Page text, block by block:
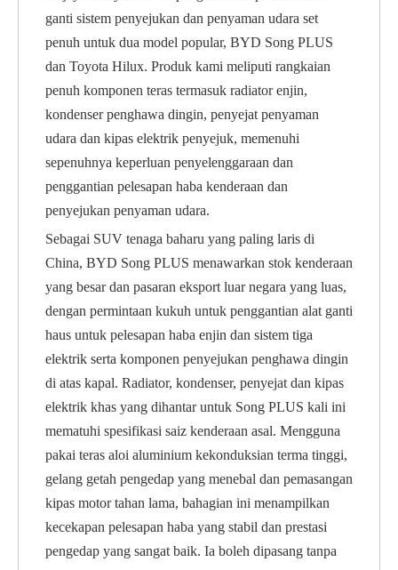
ganti sistem penyejukan dan penyaman udara set
penuh untuk dua model popular, BYD Song PLUS
dan Toyota Hilux. Produk kami meliputi rangkaian
penuh komponen teras termasuk radiator enjin,
kondenser penghawa dingin, penyejat penyaman
udara dan kipas elektrik penyejuk, memenuhi
sepenuhnya keperluan penyelenggaraan dan
penggantian pelesapan haba kenderaan dan
penyejukan penyaman udara.
Sebagai SUV tenaga baharu yang paling laris di
China, BYD Song PLUS menawarkan stok kenderaan
yang besar dan pasaran eksport luar negara yang luas,
dengan permintaan kukuh untuk penggantian alat ganti
haus untuk pelesapan haba enjin dan sistem tiga
elektrik serta komponen penyejukan penghawa dingin
di atas kapal. Radiator, kondenser, penyejat dan kipas
elektrik khas yang dihantar untuk Song PLUS kali ini
mematuhi spesifikasi saiz kenderaan asal. Mengguna
pakai teras aloi aluminium kekonduksian terma tinggi,
gelang getah pengedap yang menebal dan pemasangan
kipas motor tahan lama, bahagian ini menampilkan
kecekapan pelesapan haba yang stabil dan prestasi
pengedap yang sangat baik. Ia boleh dipasang tanpa